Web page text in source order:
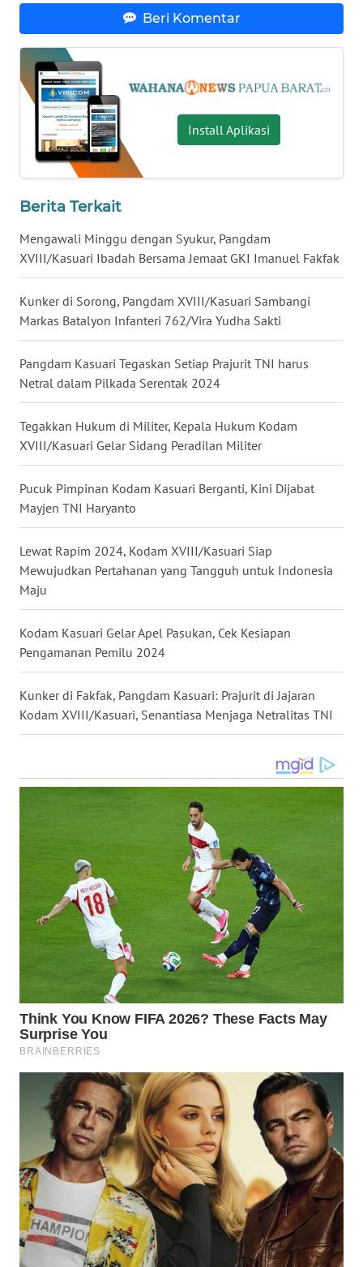
Beri Komentar
Install Aplikasi
Berita Terkait
Mengawali Minggu dengan Syukur, Pangdam
XVIII/Kasuari Ibadah Bersama Jemaat GKI Imanuel Fakfak
Kunker di Sorong, Pangdam XVIII/Kasuari Sambangi
Markas Batalyon Infanteri 762/Vira Yudha Sakti
Pangdam Kasuari Tegaskan Setiap Prajurit TNI harus
Netral dalam Pilkada Serentak 2024
Tegakkan Hukum di Militer, Kepala Hukum Kodam
XVIII/Kasuari Gelar Sidang Peradilan Militer
Pucuk Pimpinan Kodam Kasuari Berganti, Kini Dijabat
Mayjen TNI Haryanto
Lewat Rapim 2024, Kodam XVIII/Kasuari Siap
Mewujudkan Pertahanan yang Tangguh untuk Indonesia
Maju
Kodam Kasuari Gelar Apel Pasukan, Cek Kesiapan
Pengamanan Pemilu 2024
Kunker di Fakfak, Pangdam Kasuari: Prajurit di Jajaran
Kodam XVIII/Kasuari, Senantiasa Menjaga Netralitas TNI
KALTARA
WN
KALSEL
WN
KALTIM
WN
WN
WN
MALUKU
WN
MALUT
WN
DAIRI
WN
DANAU
WN
NIAS
WN
LANGKAT
TAPANULI
TANJUNG
LESUNG
WN
KARO
WN
WN
LABUHANBATU
WN
TAPANULI
TENGAH
WN DELI
SERDANG
WN
TEBING